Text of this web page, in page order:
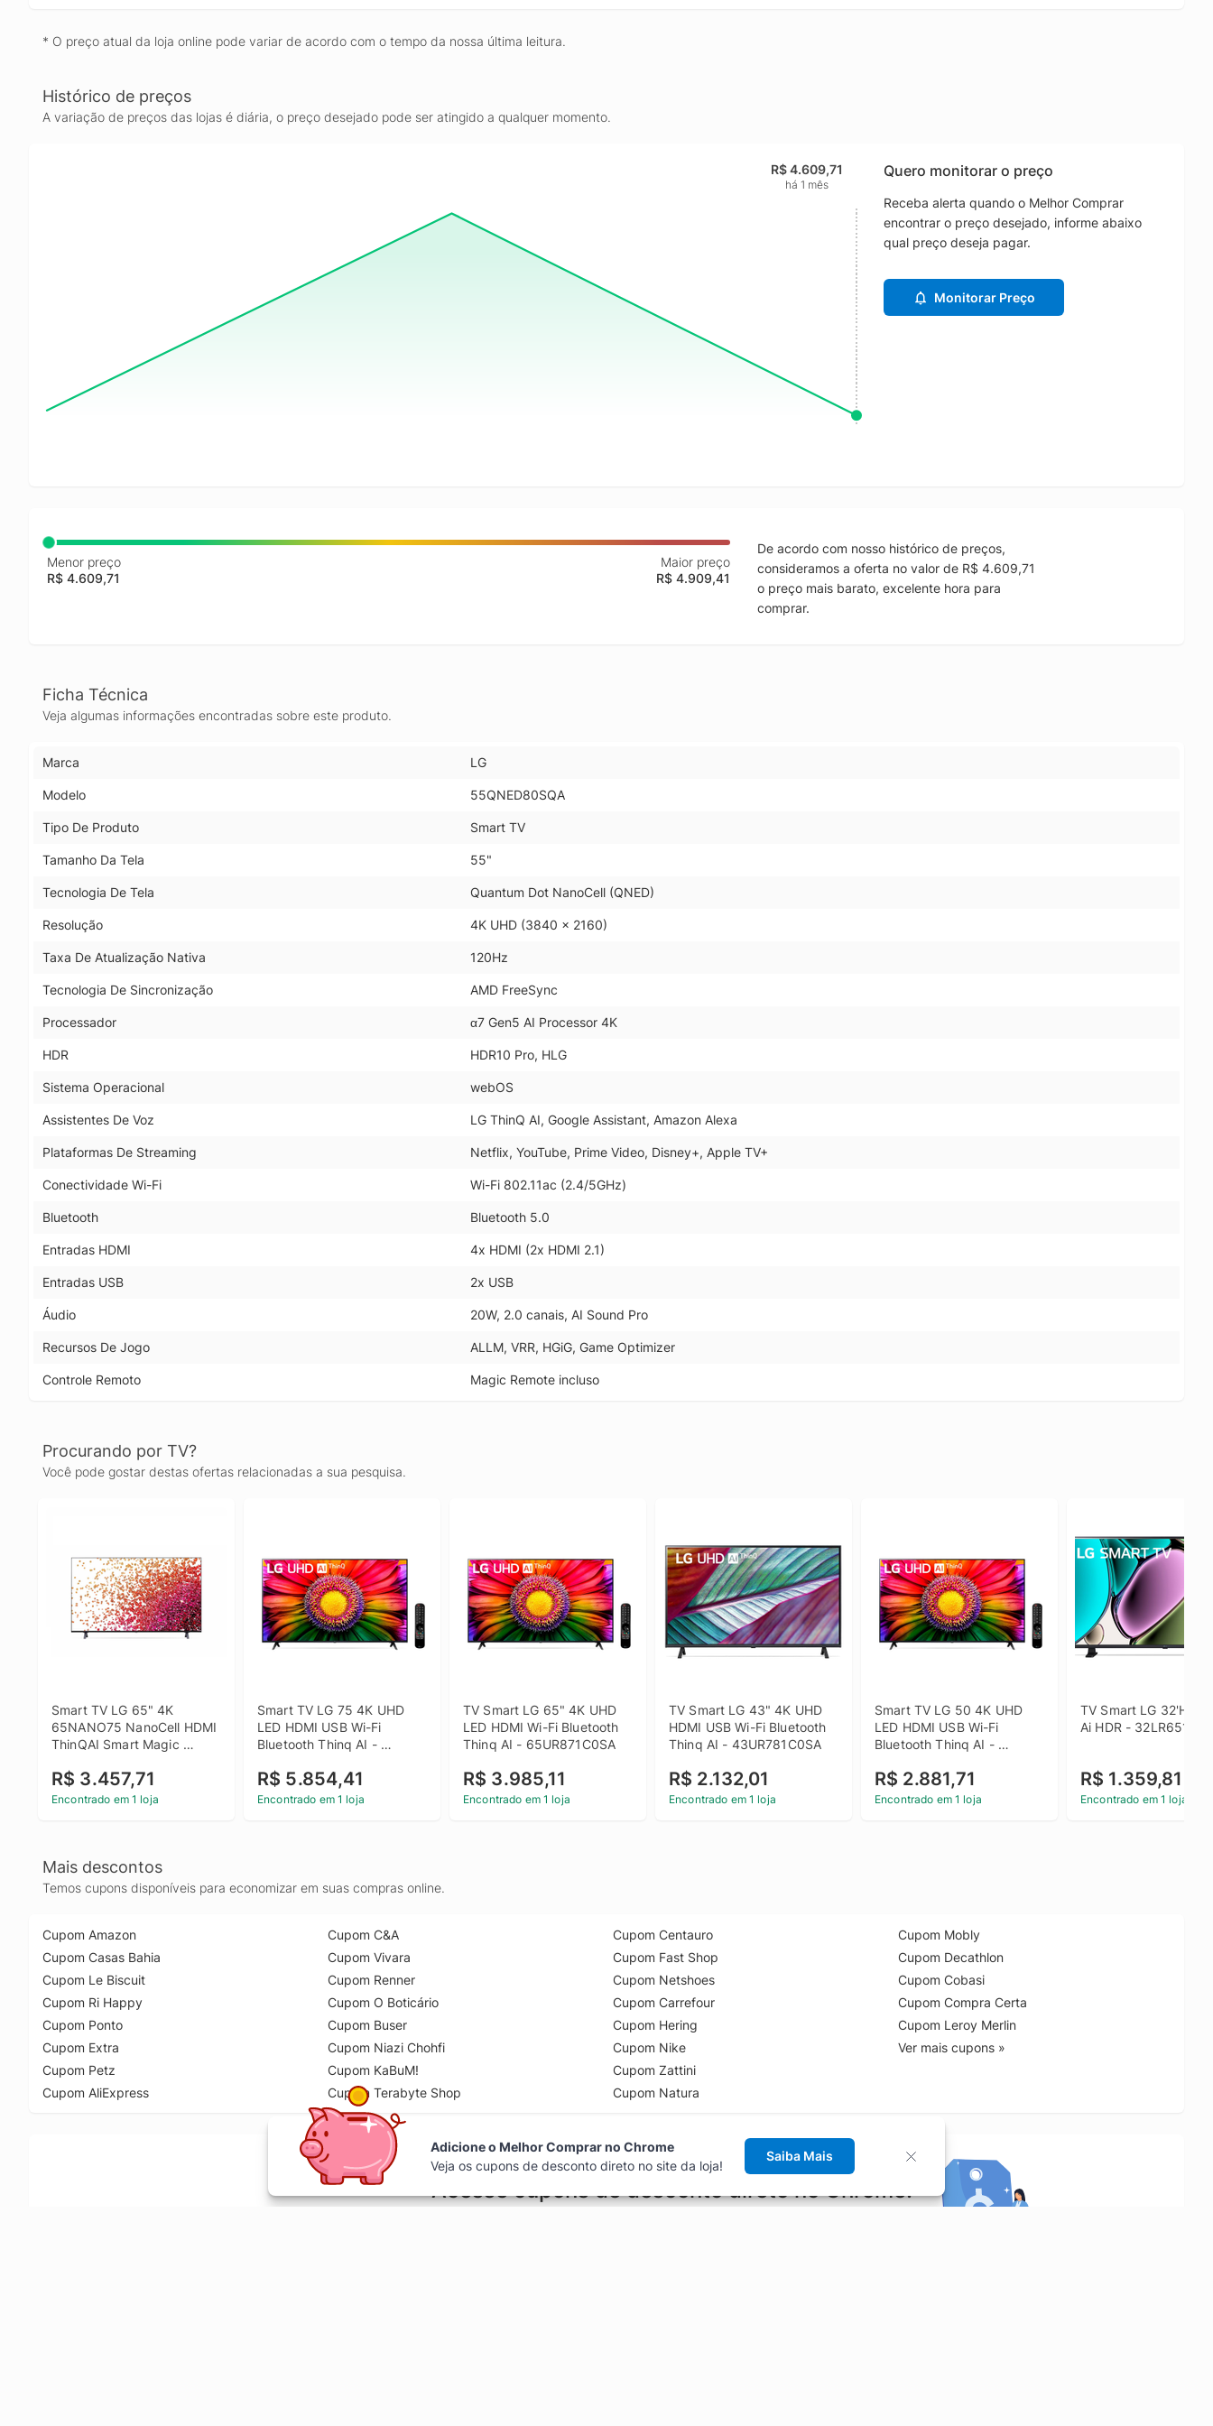
* O preço atual da loja online pode variar de acordo com o tempo da nossa última leitura.
Histórico de preços
A variação de preços das lojas é diária, o preço desejado pode ser atingido a qualquer momento.
R$ 4.609,71
há 1 mês
Quero monitorar o preço
Receba alerta quando o Melhor Comprar
encontrar o preço desejado, informe abaixo
qual preço deseja pagar.
Monitorar Preço
Menor preço
R$ 4.609,71
Maior preço
R$ 4.909,41
De acordo com nosso histórico de preços,
consideramos a oferta no valor de R$ 4.609,71
o preço mais barato, excelente hora para
comprar.
Ficha Técnica
Veja algumas informações encontradas sobre este produto.
Marca LG
Modelo 55QNED80SQA
Tipo De Produto Smart TV
Tamanho Da Tela 55"
Tecnologia De Tela Quantum Dot NanoCell (QNED)
Resolução 4K UHD (3840 x 2160)
Taxa De Atualização Nativa 120Hz
Tecnologia De Sincronização AMD FreeSync
Processador α7 Gen5 AI Processor 4K
HDR HDR10 Pro, HLG
Sistema Operacional webOS
Assistentes De Voz LG ThinQ AI, Google Assistant, Amazon Alexa
Plataformas De Streaming Netflix, YouTube, Prime Video, Disney+, Apple TV+
Conectividade Wi-Fi Wi-Fi 802.11ac (2.4/5GHz)
Bluetooth Bluetooth 5.0
Entradas HDMI 4x HDMI (2x HDMI 2.1)
Entradas USB 2x USB
Áudio 20W, 2.0 canais, AI Sound Pro
Recursos De Jogo ALLM, VRR, HGiG, Game Optimizer
Controle Remoto Magic Remote incluso
Procurando por TV?
Você pode gostar destas ofertas relacionadas a sua pesquisa.
Smart TV LG 65" 4K
65NANO75 NanoCell HDMI
ThinQAI Smart Magic
R$ 3.457,71
Encontrado em 1 loja
Smart TV LG 75 4K UHD
LED HDMI USB Wi-Fi
Bluetooth Thinq AI -
R$ 5.854,41
Encontrado em 1 loja
TV Smart LG 65" 4K UHD
LED HDMI Wi-Fi Bluetooth
Thinq AI - 65UR871C0SA
R$ 3.985,11
Encontrado em 1 loja
TV Smart LG 43" 4K UHD
HDMI USB Wi-Fi Bluetooth
Thinq AI - 43UR781C0SA
R$ 2.132,01
Encontrado em 1 loja
Smart TV LG 50 4K UHD
LED HDMI USB Wi-Fi
Bluetooth Thinq AI -
R$ 2.881,71
Encontrado em 1 loja
TV Smart LG 32'HD
Ai HDR -
R$ 1.359,81
Encontrado em 1 loja
Mais descontos
Temos cupons disponíveis para economizar em suas compras online.
Cupom Amazon
Cupom Casas Bahia
Cupom Le Biscuit
Cupom Ri Happy
Cupom Ponto
Cupom Extra
Cupom Petz
Cupom AliExpress
Cupom C&A
Cupom Vivara
Cupom Renner
Cupom O Boticário
Cupom Buser
Cupom Niazi Chohfi
Cupom KaBuM!
Cupom Terabyte Shop
Cupom Centauro
Cupom Fast Shop
Cupom Netshoes
Cupom Carrefour
Cupom Hering
Cupom Nike
Cupom Zattini
Cupom Natura
Cupom Mobly
Cupom Decathlon
Cupom Cobasi
Cupom Compra Certa
Cupom Leroy Merlin
Ver mais cupons »
Acesse cupons de desconto direto no Chrome!
Adicione o Melhor Comprar no Chrome
Veja os cupons de desconto direto no site da loja!
Saiba Mais